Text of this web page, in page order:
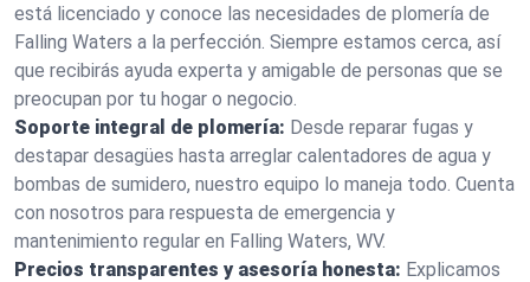
está licenciado y conoce las necesidades de plomería de
Falling Waters a la perfección. Siempre estamos cerca, así
que recibirás ayuda experta y amigable de personas que se
preocupan por tu hogar o negocio.
Soporte integral de plomería: Desde reparar fugas y
destapar desagües hasta arreglar calentadores de agua y
bombas de sumidero, nuestro equipo lo maneja todo. Cuenta
con nosotros para respuesta de emergencia y
mantenimiento regular en Falling Waters, WV.
Precios transparentes y asesoría honesta: Explicamos